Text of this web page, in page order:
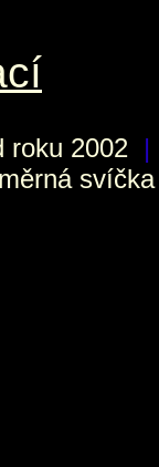
roku 2002 |